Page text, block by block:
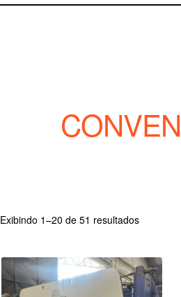
Exibindo 1–20 de 51 resultados
recente